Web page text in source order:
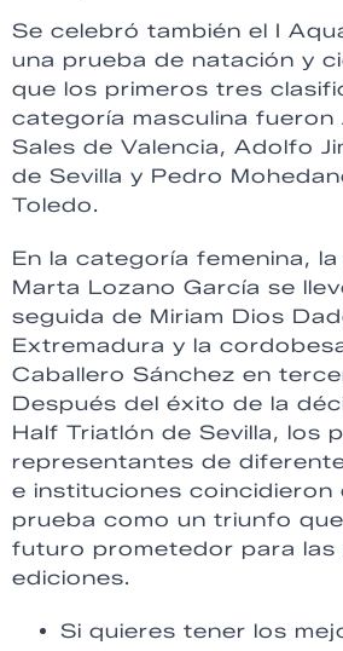
Se celebró también el I
una prueba de natación y
que los primeros tres
categoría masculina fueron
Sales de Valencia, Adolfo
de Sevilla y Pedro
Toledo.
En la categoría femenina,
Marta Lozano García se
seguida de Miriam Dios
Extremadura y la
Caballero Sánchez en
Después del éxito de la
Half Triatlón de Sevilla, los
representantes de
e instituciones coincidieron
prueba como un triunfo
futuro prometedor para las
ediciones.
Si quieres tener los